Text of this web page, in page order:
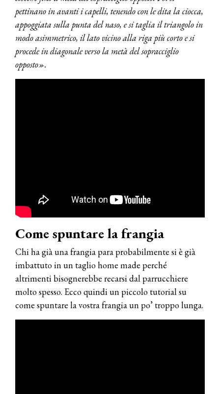
pettinano in avanti i capelli, tenendo con le dita la ciocca,
appoggiata sulla punta del naso, e si taglia il triangolo in
modo asimmetrico, il lato vicino alla riga più corto e si
procede in diagonale verso la metà del sopracciglio
opposto».
Come spuntare la frangia
Chi ha già una frangia para probabilmente si è già
imbattuto in un taglio home made perché
altrimenti bisognerebbe recarsi dal parrucchiere
molto spesso. Ecco quindi un piccolo tutorial su
come spuntare la vostra frangia un po’ troppo lunga.